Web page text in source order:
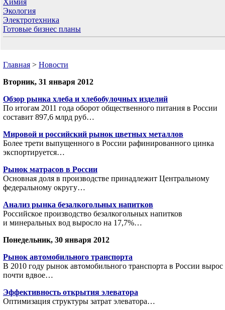
Химия
Экология
Электротехника
Готовые бизнес планы
Главная > Новости
Вторник, 31 января 2012
Обзор рынка хлеба и хлебобулочных изделий
По итогам 2011 года оборот общественного питания в России
составит 897,6 млрд руб…
Мировой и российский рынок цветных металлов
Более трети выпущенного в России рафинированного цинка
экспортируется…
Рынок матрасов в России
Основная доля в производстве принадлежит Центральному
федеральному округу…
Анализ рынка безалкогольных напитков
Российское производство безалкогольных напитков
и минеральных вод выросло на 17,7%…
Понедельник, 30 января 2012
Рынок автомобильного транспорта
В 2010 году рынок автомобильного транспорта в России вырос
почти вдвое…
Эффективность открытия элеватора
Оптимизация структуры затрат элеватора…